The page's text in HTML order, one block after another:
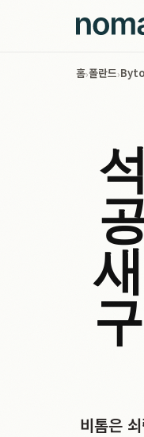
홈›폴란드›
비톰은